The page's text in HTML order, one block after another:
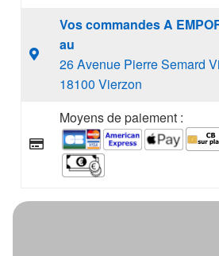
Vos commandes A
au
26 Avenue Pierre Semard
18100 Vierzon
Moyens de paiement :